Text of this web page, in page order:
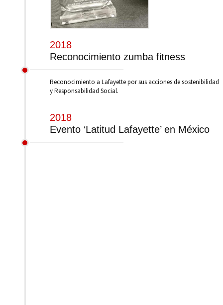
2018
Reconocimiento zumba fitness
Reconocimiento a Lafayette por sus acciones de sostenibilidad
y Responsabilidad Social.
2018
Evento ‘Latitud Lafayette’ en México